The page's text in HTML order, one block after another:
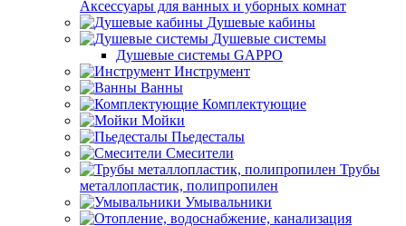
Аксессуары для ванных и уборных комнат
Душевые кабины
Душевые системы
Душевые системы GAPPO
Инструмент
Ванны
Комплектующие
Мойки
Пьедесталы
Смесители
Трубы
металлопластик, полипропилен
Умывальники